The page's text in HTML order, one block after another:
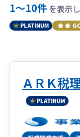
1〜10件を表示
ＡＲＫ税